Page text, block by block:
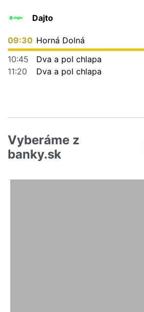
Dajto
09:30 Horná Dolná
10:45
Dva a pol chlapa
11:20
Dva a pol chlapa
Vyberáme z
banky.sk